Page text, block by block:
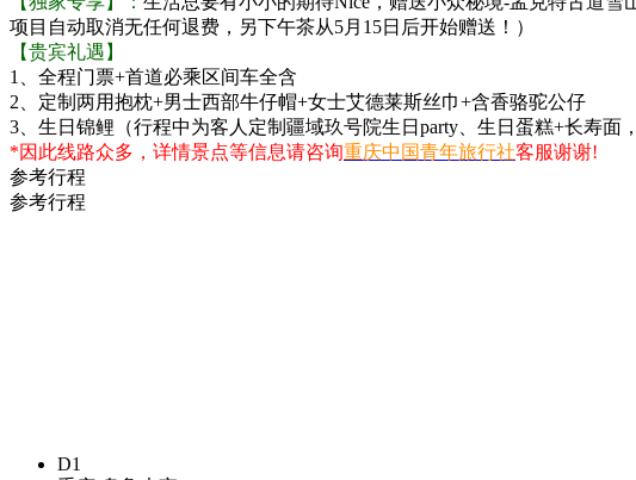
项目自动取消无任何退费，另下午茶从5月15日后开始赠送！）
【贵宾礼遇】
1、全程门票+首道必乘区间车全含
2、定制两用抱枕+男士西部牛仔帽+女士艾德莱斯丝巾+含香骆驼公仔
3、生日锦鲤（行程中为客人定制疆域玖号院生日party、生日蛋糕+长寿面
*因此线路众多，详情景点等信息请咨询重庆中国青年旅行社客服谢谢!
参考行程
参考行程
D1